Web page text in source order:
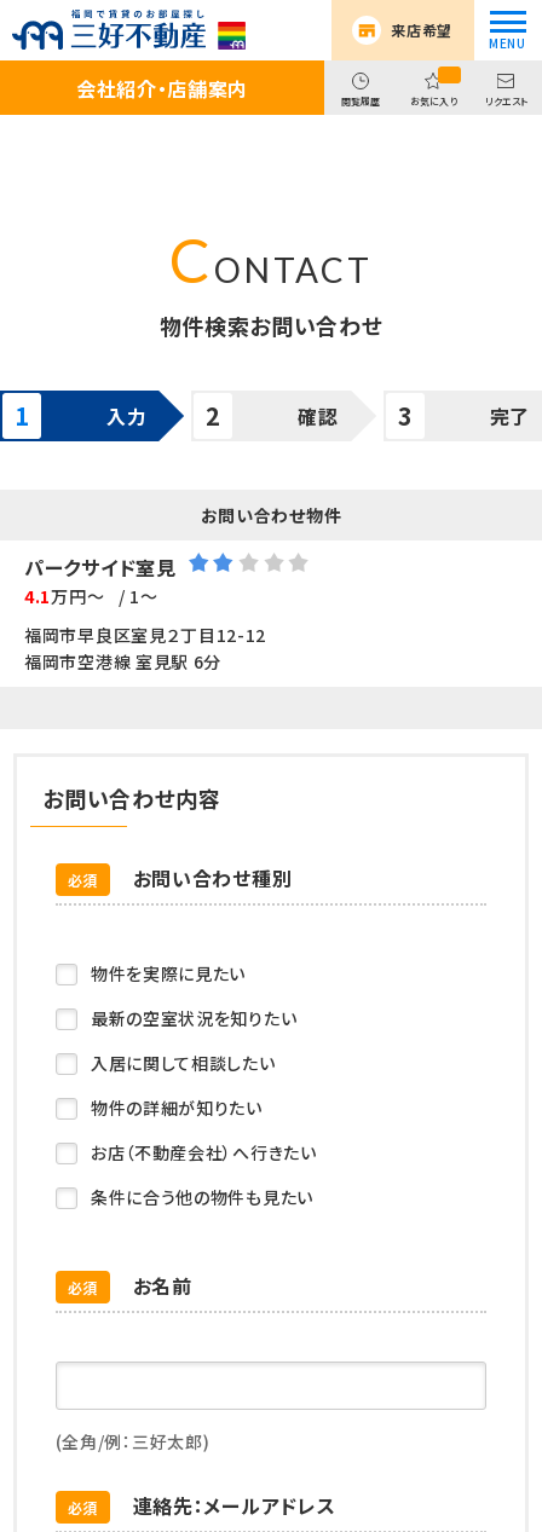
来店希望
会社紹介・店舗案内 閲覧履歴 お気に入り リクエスト
物件検索お問い合わせ
入力 確認 完了
お問い合わせ物件
パークサイド室見
4.1万円～
/ 1～
福岡市早良区室見２丁目12-12
福岡市空港線 室見駅 6分
お問い合わせ内容
お問い合わせ種別
必須
物件を実際に見たい
最新の空室状況を知りたい
入居に関して相談したい
物件の詳細が知りたい
お店（不動産会社）へ行きたい
条件に合う他の物件も見たい
お名前
必須
(全角/例：三好太郎)
連絡先：メールアドレス
必須